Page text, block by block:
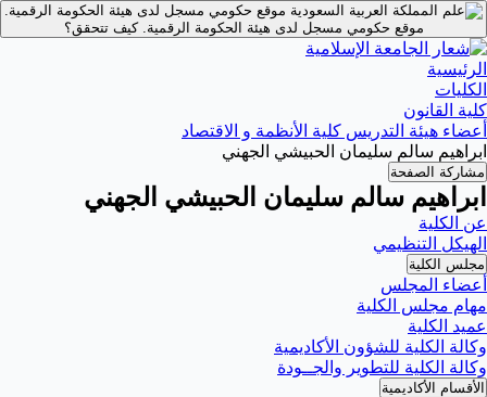
موقع حكومي مسجل لدى هيئة الحكومة الرقمية.
موقع حكومي مسجل لدى هيئة الحكومة الرقمية.كيف تتحقق؟
الرئيسية
الكليات
كلية القانون
أعضاء هيئة التدريس كلية الأنظمة و الاقتصاد
ابراهيم سالم سليمان الحبيشي الجهني
مشاركة الصفحة
ابراهيم سالم سليمان الحبيشي الجهني
عن الكلية
الهيكل التنظيمي
مجلس الكلية
أعضاء المجلس
مهام مجلس الكلية
عميد الكلية
وكالة الكلية للشؤون الأكاديمية
وكالة الكلية للتطوير والجــودة
الأقسام الأكاديمية